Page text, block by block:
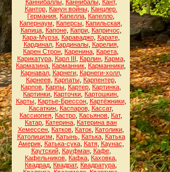
Каннибаллы, Каннибалы, Кант,
Кантор, Канун войны, Канцлер.
Германия Капелла Капелло
Капернаум
Каперсы Капильская
Капица, Капоне, Капри, Капричос
Кара-Мурза, Караваджо, Карате,
Кардинал, Кардиналы, Карелия,
Карен Строн Каренина Карета
Карикатура, Карл III Карлин, Карма,
Кармазина Карманник Карманники
Карнавал, Карнеги, Карнеги-холл,
Карнеев, Карпаты, Карпентер,
Карпов Карпы Картер Картинка
Картинки Карточки Картошкин
Карты, Картье-Брессон, Картёжники,
Касаткин, Каспаров, Кассат,
Кассиопея Кастро Касьянов Кат,
Катар Катерина Катерина ван
Хемессен Катков Каток Католики
Католицизм
Катынь, Катька, Катька
Америк, Катька-сука, Катя, Каунас
Каутский, Кауфман, Кафе,
Кафельников Кафка Каховка
Квадрад Квадрат, Квадратура